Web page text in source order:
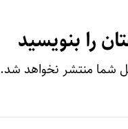
را بنویسید
شما منتشر نخواهد شد.